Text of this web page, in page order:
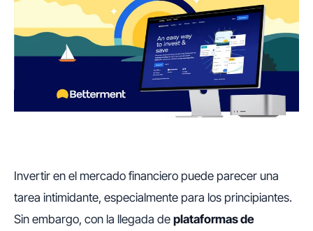
Invertir en el mercado financiero puede parecer una
tarea intimidante, especialmente para los principiantes.
Sin embargo, con la llegada de plataformas de